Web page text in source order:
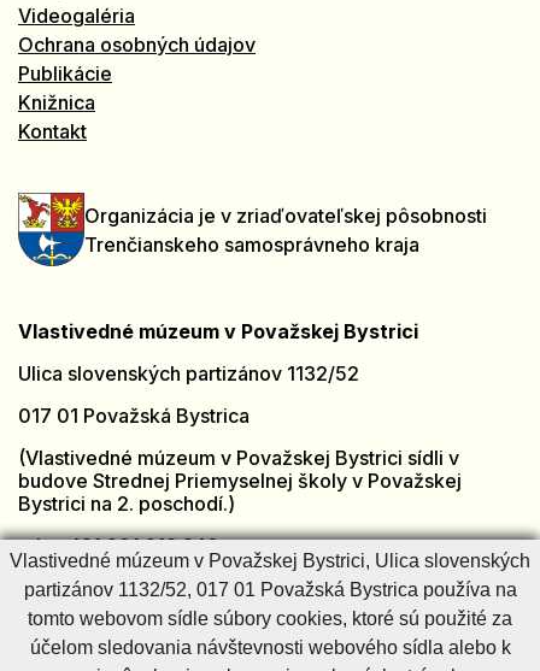
Videogaléria
Ochrana osobných údajov
Publikácie
Knižnica
Kontakt
Organizácia je v zriaďovateľskej pôsobnosti
Trenčianskeho samosprávneho kraja
Vlastivedné múzeum v Považskej Bystrici
Ulica slovenských partizánov 1132/52
017 01 Považská Bystrica
(Vlastivedné múzeum v Považskej Bystrici sídli v
budove Strednej Priemyselnej školy v Považskej
Bystrici na 2. poschodí.)
tel.: +421 901 918 846
e-mail:muzeumpb@muzeumpb.sk
Otvorené: [PO - PI]7:00 – 15:00
Zatvorené: [SO - NE] a sviatky
Vlastivedné múzeum v Považskej Bystrici, Ulica slovenských
partizánov 1132/52, 017 01 Považská Bystrica používa na
tomto webovom sídle súbory cookies, ktoré sú použité za
účelom sledovania návštevnosti webového sídla alebo k